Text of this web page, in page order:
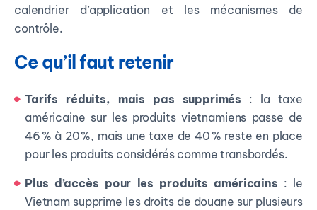
calendrier d’application et les mécanismes de
contrôle.
Ce qu’il faut retenir
Tarifs réduits, mais pas supprimés : la taxe
américaine sur les produits vietnamiens passe de
46 % à 20 %, mais une taxe de 40 % reste en place
pour les produits considérés comme transbordés.
Plus d’accès pour les produits américains : le
Vietnam supprime les droits de douane sur plusieurs